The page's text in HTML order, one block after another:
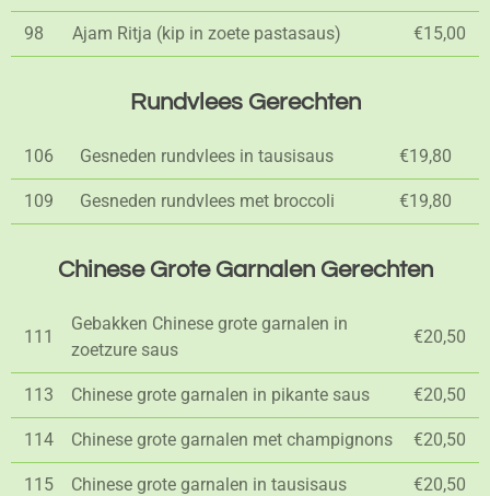
98 Ajam Ritja (kip in zoete pastasaus) €15,00
Rundvlees Gerechten
106 Gesneden rundvlees in tausisaus €19,80
109 Gesneden rundvlees met broccoli €19,80
Chinese Grote Garnalen Gerechten
111
Gebakken Chinese grote garnalen in
zoetzure saus
€20,50
113 Chinese grote garnalen in pikante saus €20,50
114 Chinese grote garnalen met champignons €20,50
115 Chinese grote garnalen in tausisaus €20,50